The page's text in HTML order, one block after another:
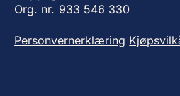
Org. nr. 933 546 330
Personvernerklæring